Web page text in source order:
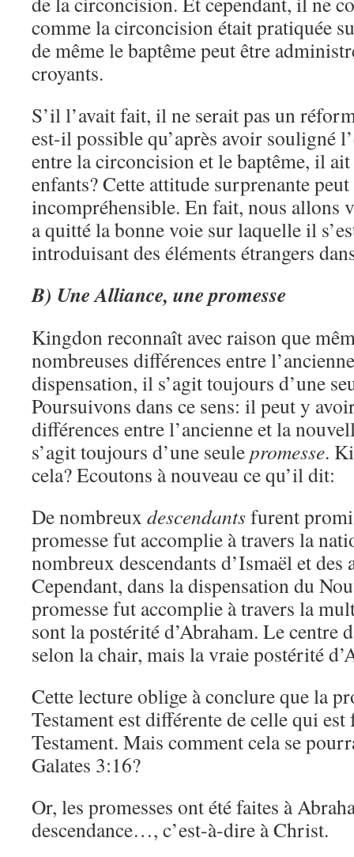
comme la circoncision était pratiquée
de même le baptême peut être
croyants.
S’il l’avait fait, il ne serait pas un
est-il possible qu’après avoir souligné
entre la circoncision et le baptême, il
enfants? Cette attitude surprenante
incompréhensible. En fait, nous allons
a quitté la bonne voie sur laquelle il
introduisant des éléments étrangers
B) Une Alliance, une promesse
Kingdon reconnaît avec raison que
nombreuses différences entre
dispensation, il s’agit toujours d’une
Poursuivons dans ce sens: il peut y
différences entre l’ancienne et la
s’agit toujours d’une seulepromesse.
cela? Ecoutons à nouveau ce qu’il dit:
De nombreux descendantsfurent
promesse fut accomplie à travers la
nombreux descendants d’Ismaël et des
Cependant, dans la dispensation du
promesse fut accomplie à travers la
sont la postérité d’Abraham. Le centre
selon la chair, mais la vraie postérité
Cette lecture oblige à conclure que la
Testament est différente de celle qui
Testament. Mais comment cela se
Galates 3:16?
Or, les promesses ont été faites à
descendance…, c’est-à-dire à Christ.